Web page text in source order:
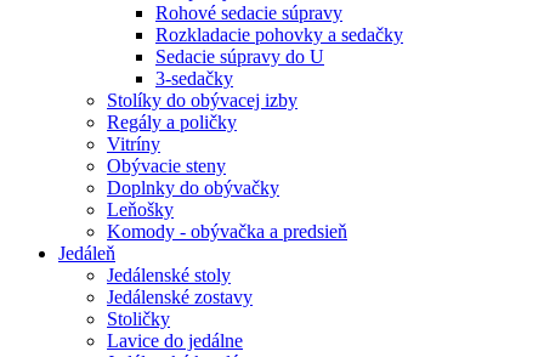
Rohové sedacie súpravy
Rozkladacie pohovky a sedačky
Sedacie súpravy do U
3-sedačky
Stolíky do obývacej izby
Regály a poličky
Vitríny
Obývacie steny
Doplnky do obývačky
Leňošky
Komody - obývačka a predsieň
Jedáleň
Jedálenské stoly
Jedálenské zostavy
Stoličky
Lavice do jedálne